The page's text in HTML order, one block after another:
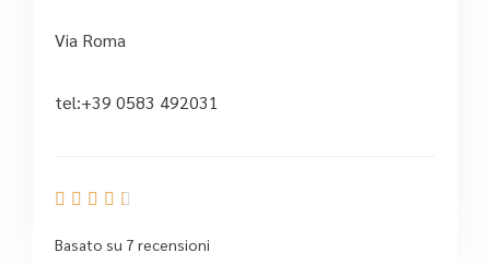
Via Roma
tel:+39 0583 492031
    
Basato su 7 recensioni